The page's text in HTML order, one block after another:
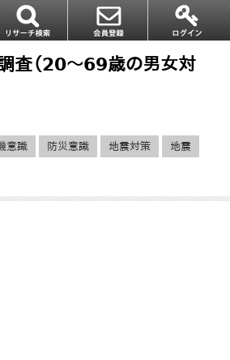
調査（20～69歳の男女対
意識 防災意識 地震対策 地震